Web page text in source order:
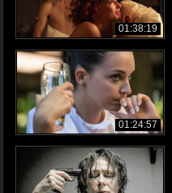
01:38:19
01:24:57